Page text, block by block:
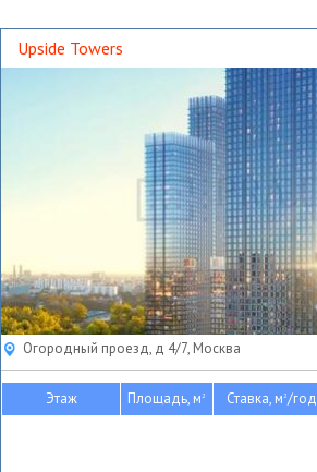
Upside Towers
Огородный проезд, д 4/7, Москва
Этаж Площадь, м2 Ставка, м2/год